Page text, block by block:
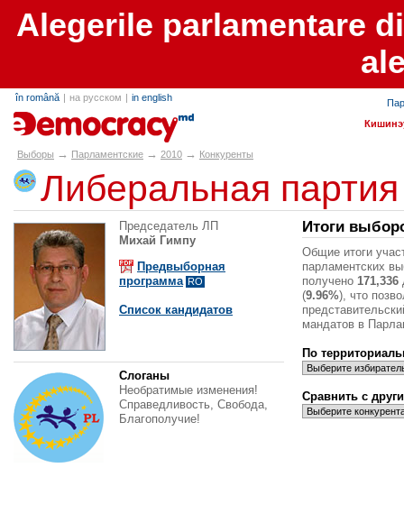
Alegerile parlamentare
în română | на русском | in english
alegeri.md
Выборы → Парламентские → 2010 → Конкуренты
Либеральная
Председатель ЛП
Михай Гимпу
Предвыборная
программа RO
Список кандидатов
Слоганы
Необратимые изменения!
Справедливость, Свобода,
Благополучие!
Итоги
Общие итоги
парламентских
получено 171,336
(9.96%), что
мандатов в
По
Сравнить с